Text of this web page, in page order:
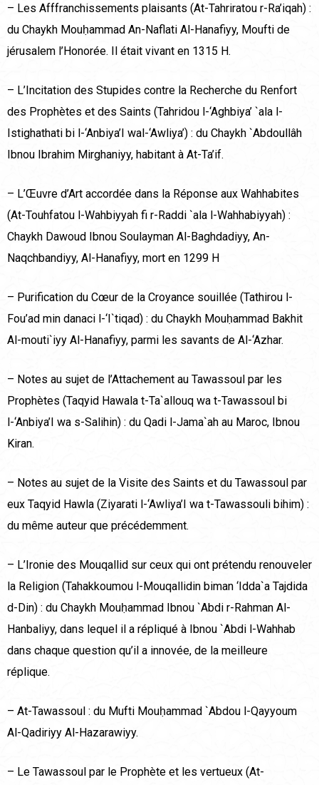
– Les Afffranchissements plaisants (At-Tahriratou r-Ra’iqah) :
du Chaykh Mouḥammad An-Naflati Al-Hanafiyy, Moufti de
jérusalem l’Honorée. Il était vivant en 1315 H.
– L’Incitation des Stupides contre la Recherche du Renfort
des Prophètes et des Saints (Tahridou l-‘Aghbiya’ `ala l-
Istighathati bi l-‘Anbiya’I wal-‘Awliya’) : du Chaykh `Abdoullâh
Ibnou Ibrahim Mirghaniyy, habitant à At-Ta’if.
– L’Œuvre d’Art accordée dans la Réponse aux Wahhabites
(At-Touhfatou l-Wahbiyyah fi r-Raddi `ala l-Wahhabiyyah) :
Chaykh Dawoud Ibnou Soulayman Al-Baghdadiyy, An-
Naqchbandiyy, Al-Hanafiyy, mort en 1299 H
– Purification du Cœur de la Croyance souillée (Tathirou l-
Fou’ad min danaci l-‘I`tiqad) : du Chaykh Mouḥammad Bakhit
Al-mouti`iyy Al-Hanafiyy, parmi les savants de Al-‘Azhar.
– Notes au sujet de l’Attachement au Tawassoul par les
Prophètes (Taqyid Hawala t-Ta`allouq wa t-Tawassoul bi
l-‘Anbiya’I wa s-Salihin) : du Qadi l-Jama`ah au Maroc, Ibnou
Kiran.
– Notes au sujet de la Visite des Saints et du Tawassoul par
eux Taqyid Hawla (Ziyarati l-‘Awliya’I wa t-Tawassouli bihim) :
du même auteur que précédemment.
– L’Ironie des Mouqallid sur ceux qui ont prétendu renouveler
la Religion (Tahakkoumou l-Mouqallidin biman ‘Idda`a Tajdida
d-Din) : du Chaykh Mouḥammad Ibnou `Abdi r-Rahman Al-
Hanbaliyy, dans lequel il a répliqué à Ibnou `Abdi l-Wahhab
dans chaque question qu’il a innovée, de la meilleure
réplique.
– At-Tawassoul : du Mufti Mouḥammad `Abdou l-Qayyoum
Al-Qadiriyy Al-Hazarawiyy.
– Le Tawassoul par le Prophète et les vertueux (At-